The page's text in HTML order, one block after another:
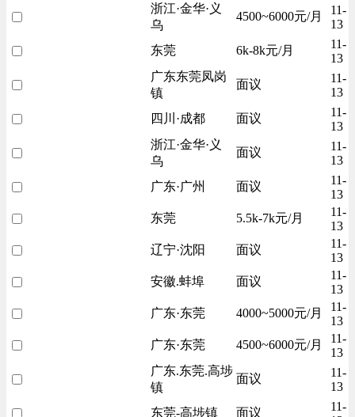
浙江·金华·义
乌
4500~6000元/月
11-
13
东莞
6k-8k元/月
11-
13
广东东莞凤岗
镇
面议
11-
13
四川·成都
面议
11-
13
浙江·金华·义
乌
面议
11-
13
广东·广州
面议
11-
13
东莞
5.5k-7k元/月
11-
13
辽宁·沈阳
面议
11-
13
安徽.蚌埠
面议
11-
13
广东·东莞
4000~5000元/月
11-
13
广东·东莞
4500~6000元/月
11-
13
广东.东莞.高埗
镇
面议
11-
13
东莞-高埗镇
面议
11-